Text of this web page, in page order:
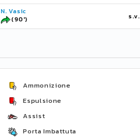
N. Vasic
(90')
s.v.
Ammonizione
Espulsione
Assist
Porta Imbattuta